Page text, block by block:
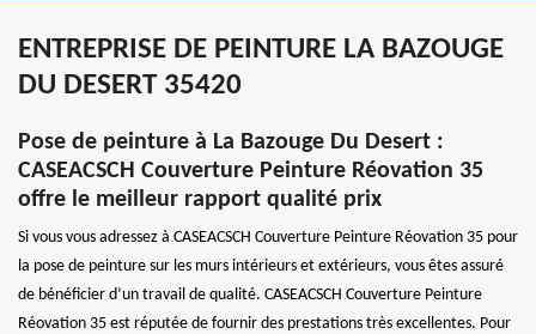
ENTREPRISE DE PEINTURE LA BAZOUGE
DU DESERT 35420
Pose de peinture à La Bazouge Du Desert :
CASEACSCH Couverture Peinture Réovation 35
offre le meilleur rapport qualité prix
Si vous vous adressez à CASEACSCH Couverture Peinture Réovation 35 pour
la pose de peinture sur les murs intérieurs et extérieurs, vous êtes assuré
de bénéficier d’un travail de qualité. CASEACSCH Couverture Peinture
Réovation 35 est réputée de fournir des prestations très excellentes. Pour